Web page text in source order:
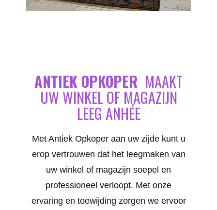
ANTIEK OPKOPER MAAKT
UW WINKEL OF MAGAZIJN
LEEG ANHÉE
Met Antiek Opkoper aan uw zijde kunt u
erop vertrouwen dat het leegmaken van
uw winkel of magazijn soepel en
professioneel verloopt. Met onze
ervaring en toewijding zorgen we ervoor